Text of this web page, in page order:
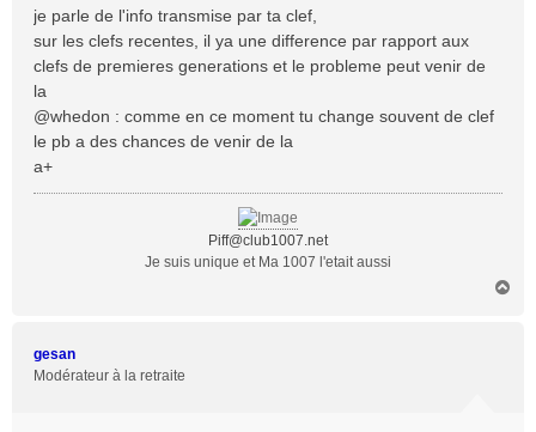
s
s
a
g
je parle de l'info transmise par ta clef,
sur les clefs recentes, il ya une difference par rapport aux
clefs de premieres generations et le probleme peut venir de
la
@whedon : comme en ce moment tu change souvent de clef
le pb a des chances de venir de la
a+
Piff@club1007.net
Je suis unique et Ma 1007 l'etait aussi
gesan
Modérateur à la retraite